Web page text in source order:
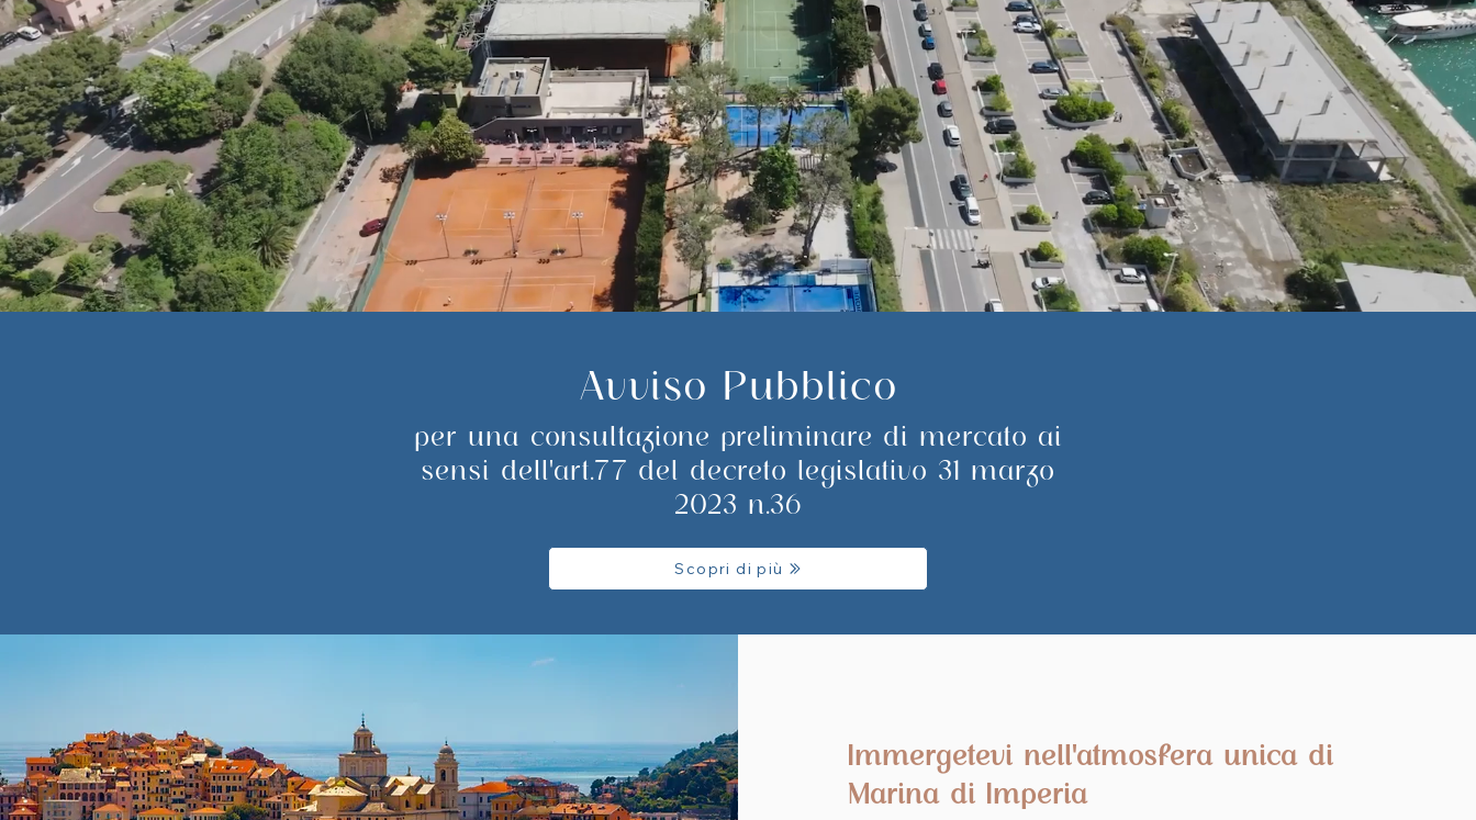
Avviso Pubblico
per una consultazione preliminare di mercato ai
sensi dell'art.77 del decreto legislativo 31 marzo
2023 n.36
Scopri di più
Immergetevi nell'atmosfera unica di
Marina di Imperia